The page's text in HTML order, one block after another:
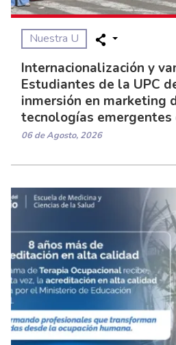
Nuestra U
Internacionalización y
Estudiantes de la UPC
inmersión en marketing
tecnologías emergentes
06 de Agosto, 2026